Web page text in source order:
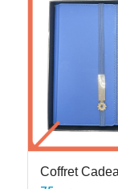
Coffret